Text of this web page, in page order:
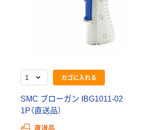
カゴに入れる
SMC ブローガン IBG1011-02
1P（直送品）
直送品